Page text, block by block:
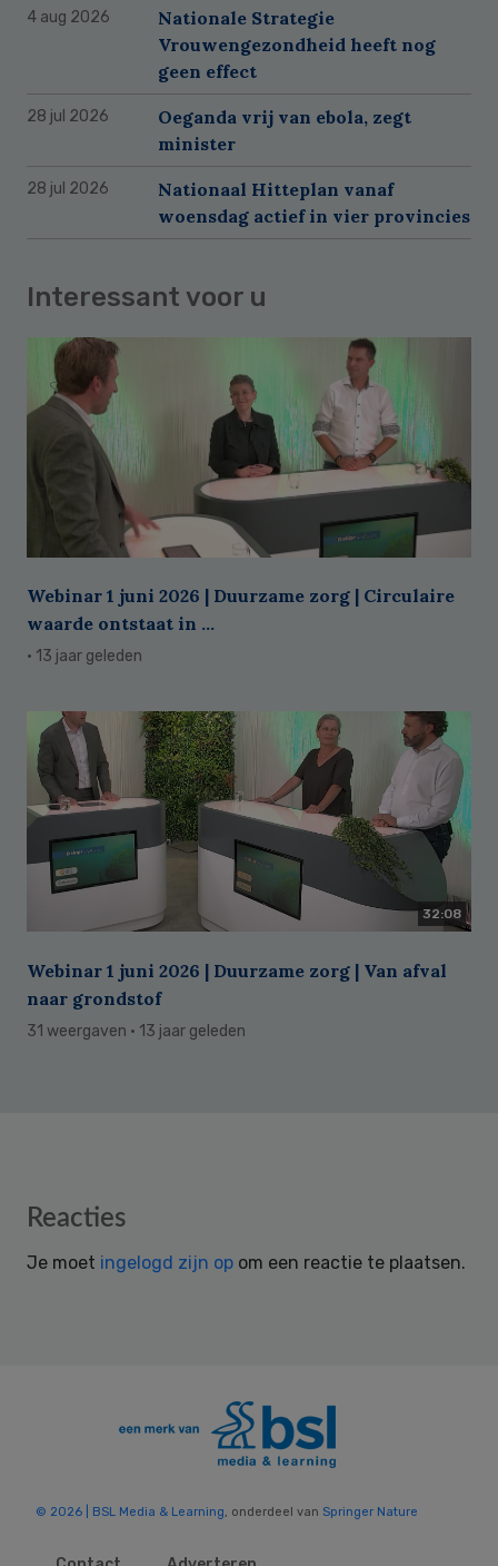
4 aug 2026
Nationale Strategie
Vrouwengezondheid heeft nog
geen effect
28 jul 2026
Oeganda vrij van ebola, zegt
minister
28 jul 2026
Nationaal Hitteplan vanaf
woensdag actief in vier provincies
Interessant voor u
Webinar 1 juni 2026 | Duurzame zorg | Circulaire
waarde ontstaat in ...
· 13 jaar geleden
32:08
Webinar 1 juni 2026 | Duurzame zorg | Van afval
naar grondstof
31 weergaven · 13 jaar geleden
Reader
Reacties
Je moet ingelogd zijn op om een reactie te plaatsen.
© 2026 | BSL Media & Learning, onderdeel van Springer Nature